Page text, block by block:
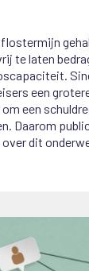
te laten
een
een
Daarom
dit